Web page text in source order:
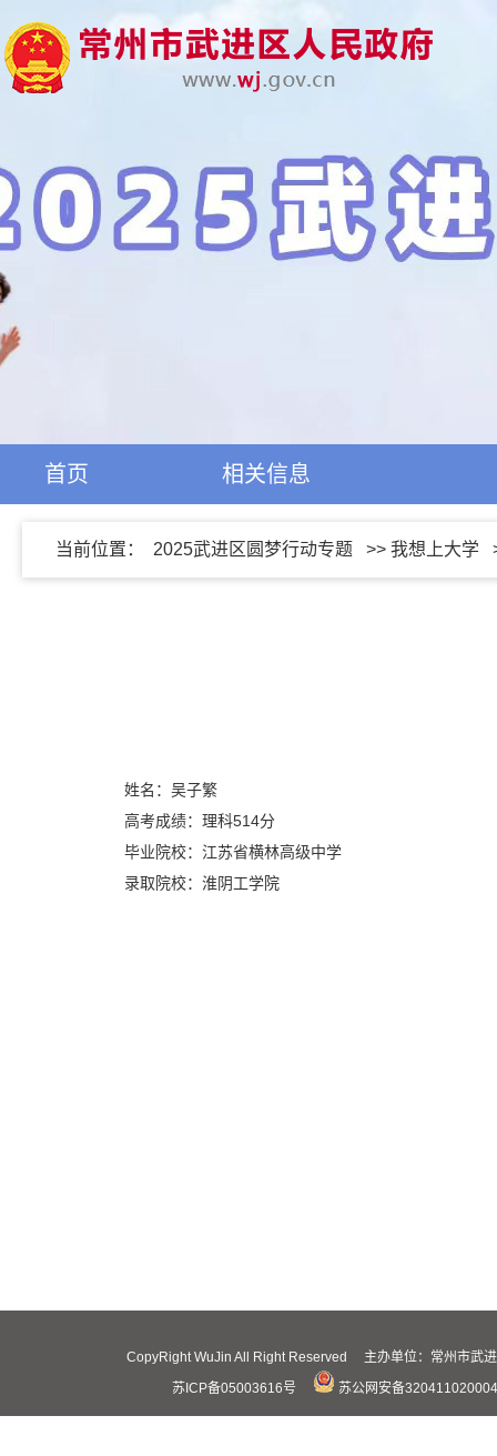
首页 相关信息
当前位置： 2025武进区圆梦行动专题 >> 我想上大学
姓名：吴子繁
高考成绩：理科514分
毕业院校：江苏省横林高级中学
录取院校：淮阴工学院
CopyRight WuJin All Right Reserved 主办单位：常州市
苏ICP备05003616号
苏公网安备